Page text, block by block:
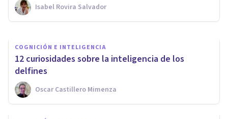
Isabel Rovira Salvador
Luis Martínez-Casasola Hernández
COGNICIÓN E INTELIGENCIA
12 curiosidades sobre la inteligencia de los
delfines
Oscar Castillero Mimenza